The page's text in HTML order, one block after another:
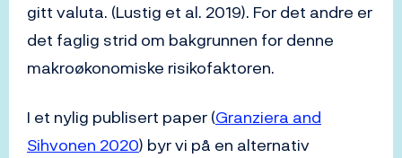
gitt valuta. (Lustig et al. 2019). For det andre er
det faglig strid om bakgrunnen for denne
makroøkonomiske risikofaktoren.
I et nylig publisert paper (Granziera and
Sihvonen 2020) byr vi på en alternativ